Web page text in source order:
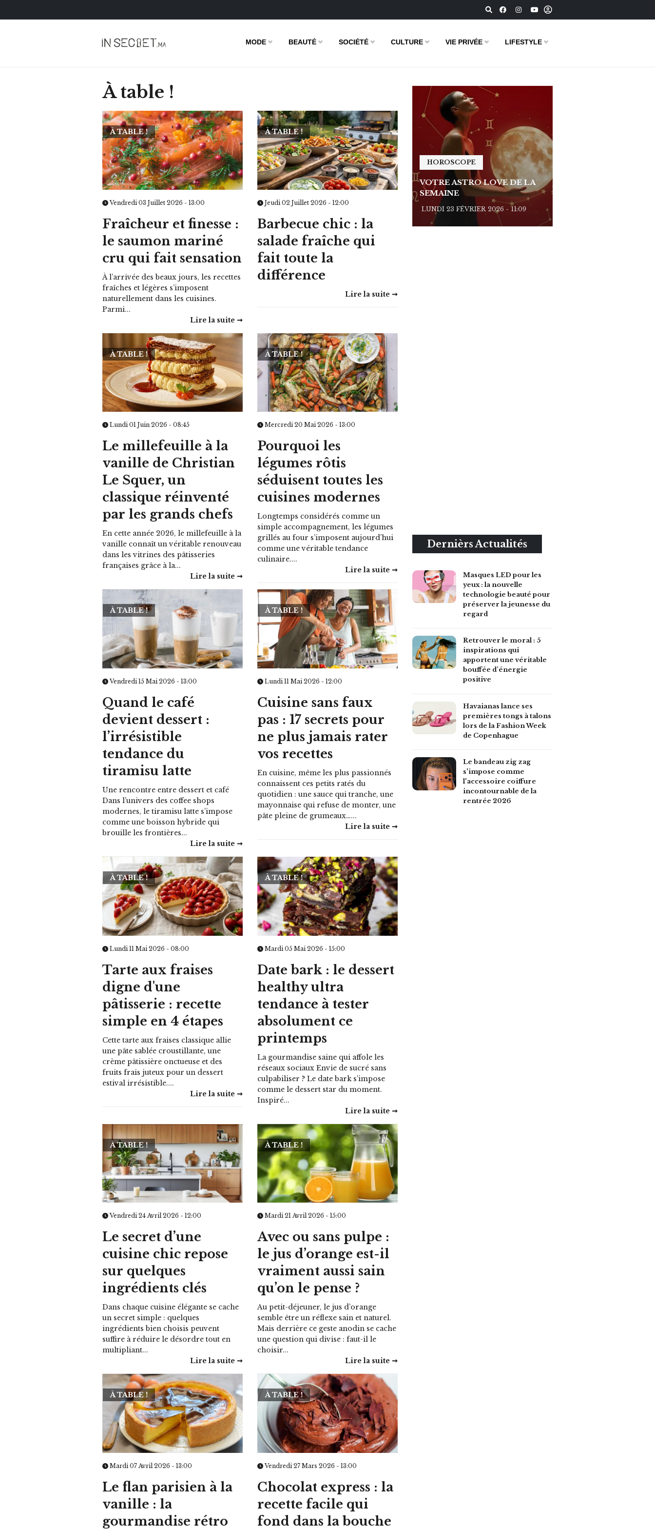
MODE BEAUTÉ SOCIÉTÉ CULTURE VIE PRIVÉE LIFESTYLE
À table !
À TABLE !
Vendredi 03 Juillet 2026 - 13:00
Fraîcheur et finesse :
le saumon mariné
cru qui fait sensation
À l’arrivée des beaux jours, les recettes
fraîches et légères s’imposent
naturellement dans les cuisines.
Parmi...
Lire la suite ➞
À TABLE !
Jeudi 02 Juillet 2026 - 12:00
Barbecue chic : la
salade fraîche qui
fait toute la
différence
Lire la suite ➞
À TABLE !
Lundi 01 Juin 2026 - 08:45
Le millefeuille à la
vanille de Christian
Le Squer, un
classique réinventé
par les grands chefs
En cette année 2026, le millefeuille à la
vanille connaît un véritable renouveau
dans les vitrines des pâtisseries
françaises grâce à la...
Lire la suite ➞
À TABLE !
Mercredi 20 Mai 2026 - 13:00
Pourquoi les
légumes rôtis
séduisent toutes les
cuisines modernes
Longtemps considérés comme un
simple accompagnement, les légumes
grillés au four s’imposent aujourd’hui
comme une véritable tendance
culinaire....
Lire la suite ➞
À TABLE !
Vendredi 15 Mai 2026 - 13:00
Quand le café
devient dessert :
l’irrésistible
tendance du
tiramisu latte
Une rencontre entre dessert et café
Dans l’univers des coffee shops
modernes, le tiramisu latte s’impose
comme une boisson hybride qui
brouille les frontières...
Lire la suite ➞
À TABLE !
Lundi 11 Mai 2026 - 12:00
Cuisine sans faux
pas : 17 secrets pour
ne plus jamais rater
vos recettes
En cuisine, même les plus passionnés
connaissent ces petits ratés du
quotidien : une sauce qui tranche, une
mayonnaise qui refuse de monter, une
pâte pleine de grumeaux…...
Lire la suite ➞
À TABLE !
Lundi 11 Mai 2026 - 08:00
Tarte aux fraises
digne d'une
pâtisserie : recette
simple en 4 étapes
Cette tarte aux fraises classique allie
une pâte sablée croustillante, une
crème pâtissière onctueuse et des
fruits frais juteux pour un dessert
estival irrésistible....
Lire la suite ➞
À TABLE !
Mardi 05 Mai 2026 - 15:00
Date bark : le dessert
healthy ultra
tendance à tester
absolument ce
printemps
La gourmandise saine qui affole les
réseaux sociaux Envie de sucré sans
culpabiliser ? Le date bark s’impose
comme le dessert star du moment.
Inspiré...
Lire la suite ➞
À TABLE !
Vendredi 24 Avril 2026 - 12:00
Le secret d’une
cuisine chic repose
sur quelques
ingrédients clés
Dans chaque cuisine élégante se cache
un secret simple : quelques
ingrédients bien choisis peuvent
suffire à réduire le désordre tout en
multipliant...
Lire la suite ➞
À TABLE !
Mardi 21 Avril 2026 - 15:00
Avec ou sans pulpe :
le jus d’orange est-il
vraiment aussi sain
qu’on le pense ?
Au petit-déjeuner, le jus d’orange
semble être un réflexe sain et naturel.
Mais derrière ce geste anodin se cache
une question qui divise : faut-il le
choisir...
Lire la suite ➞
À TABLE !
Mardi 07 Avril 2026 - 13:00
Le flan parisien à la
vanille : la
gourmandise rétro
À TABLE !
Vendredi 27 Mars 2026 - 13:00
Chocolat express : la
recette facile qui
fond dans la bouche
HOROSCOPE
VOTRE ASTRO LOVE DE LA
SEMAINE
HOROSCOPE
VOTRE ASTRO LOVE DE LA
SEMAINE
HOROSCOPE
VOTRE ASTRO LOVE DE LA
SEMAINE
LUNDI 23 FÉVRIER 2026 - 11:09
Dernièrs Actualités
Masques LED pour les
yeux : la nouvelle
technologie beauté pour
préserver la jeunesse du
regard
Retrouver le moral : 5
inspirations qui
apportent une véritable
bouffée d’énergie
positive
Havaianas lance ses
premières tongs à talons
lors de la Fashion Week
de Copenhague
Le bandeau zig zag
s'impose comme
l'accessoire coiffure
incontournable de la
rentrée 2026